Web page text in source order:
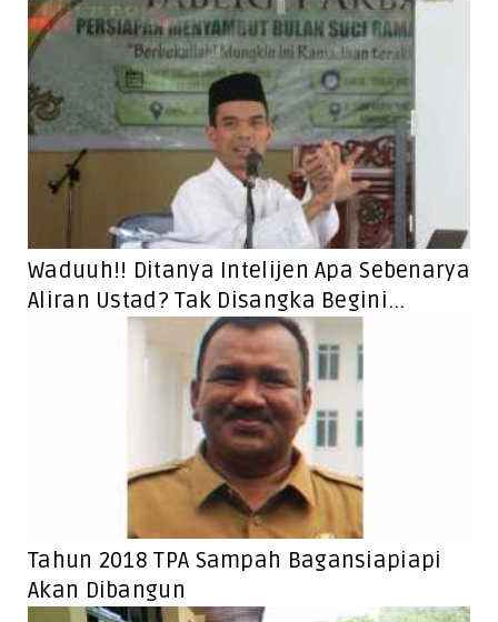
Waduuh!! Ditanya Intelijen Apa Sebenarya
Aliran Ustad? Tak Disangka Begini...
Tahun 2018 TPA Sampah Bagansiapiapi
Akan Dibangun